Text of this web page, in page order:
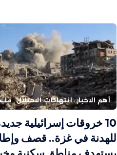
أهم الاخبار انتهاكات الاحتلال
10 خروقات إسرائيلية
للهدنة في غزة.. قصف